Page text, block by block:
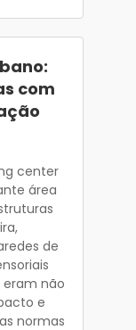
com
center
área
de
eram não
e
normas